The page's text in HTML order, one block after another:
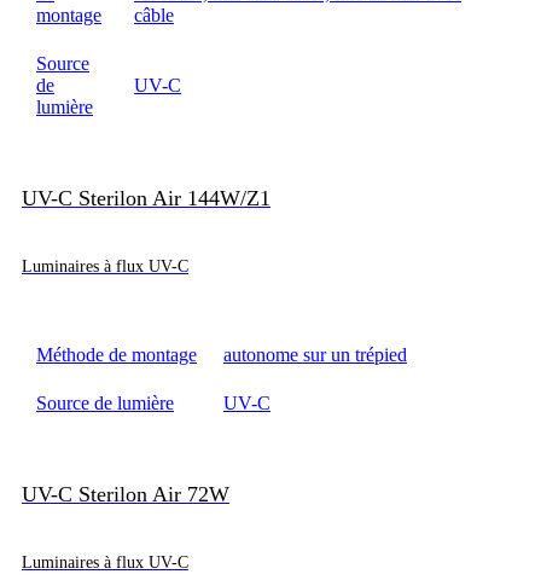
montage
câble
Source
de
lumière
UV-C
UV-C Sterilon Air 144W/Z1
Luminaires à flux UV-C
Méthode de montage autonome sur un trépied
Source de lumière UV-C
UV-C Sterilon Air 72W
Luminaires à flux UV-C